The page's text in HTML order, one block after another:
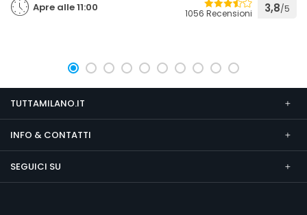
Apre alle 11:00 1056 Recensioni 3,8/5
TUTTAMILANO.IT
INFO & CONTATTI
SEGUICI SU